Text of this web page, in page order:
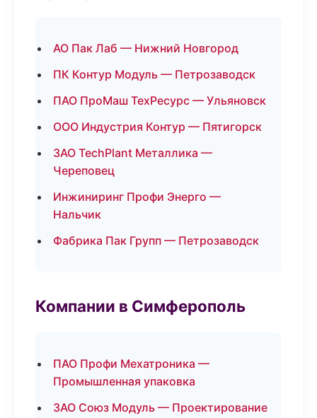
АО Пак Лаб — Нижний Новгород
ПК Контур Модуль — Петрозаводск
ПАО ПроМаш ТехРесурс — Ульяновск
ООО Индустрия Контур — Пятигорск
ЗАО TechPlant Металлика —
Череповец
Инжиниринг Профи Энерго —
Нальчик
Фабрика Пак Групп — Петрозаводск
Компании в Симферополь
ПАО Профи Мехатроника —
Промышленная упаковка
ЗАО Союз Модуль — Проектирование